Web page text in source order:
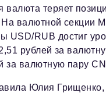
валюта теряет
На валютной секции
USD/RUB достиг
рублей за
за валютную пару
Юлия Грищенко,